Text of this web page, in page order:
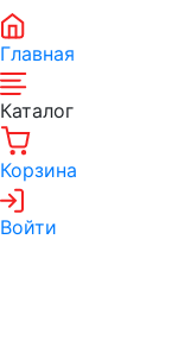
Главная
Каталог
Корзина
Войти